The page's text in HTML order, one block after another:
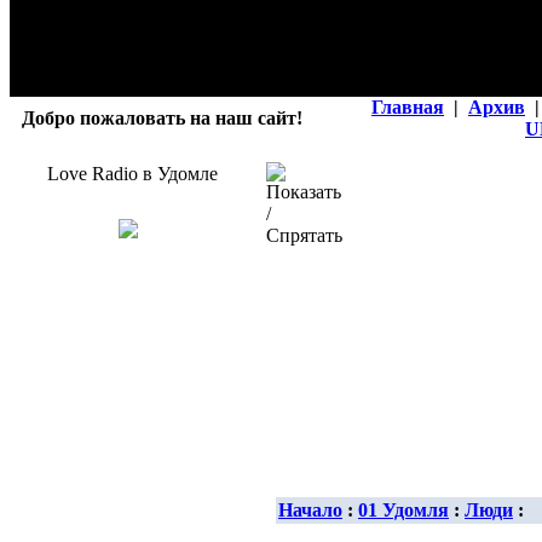
Добро пожаловать на наш сайт!
Главная | Архив |
Love Radio в Удомле
Начало : 01 Удомля : Люди :